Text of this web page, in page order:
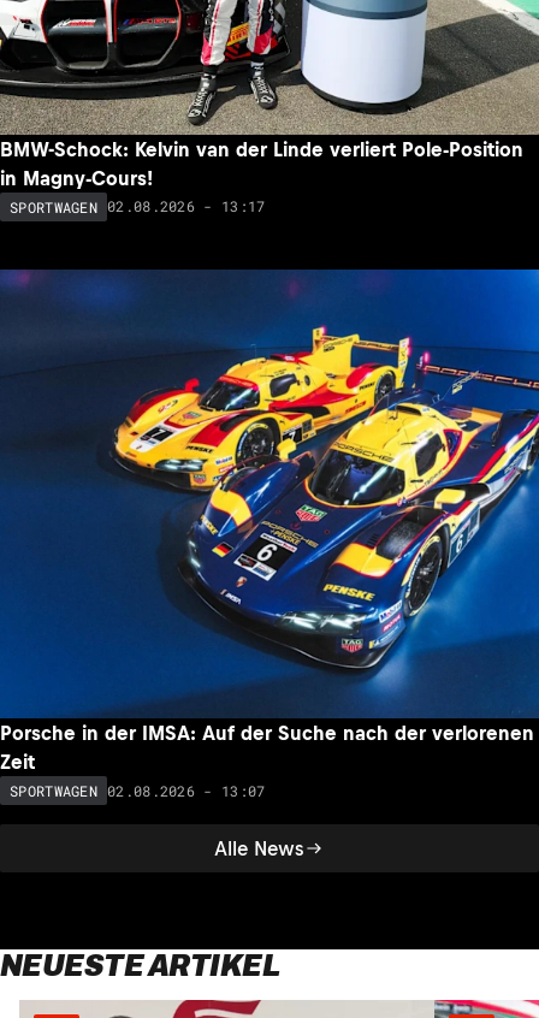
Alle News
BMW-Schock: Kelvin van der Linde verliert Pole-Position
in Magny-Cours!
SPORTWAGEN 02.08.2026 - 13:17
Porsche in der IMSA: Auf der Suche nach der verlorenen
Zeit
SPORTWAGEN 02.08.2026 - 13:07
NEUESTE ARTIKEL